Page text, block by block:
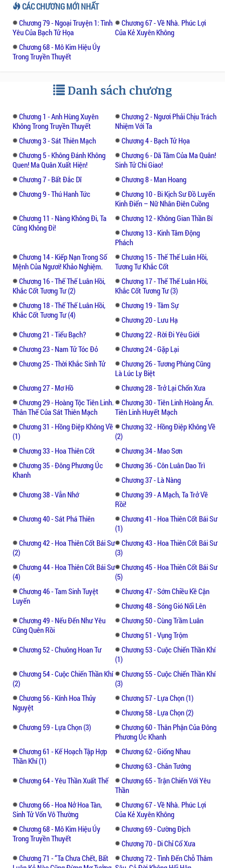
Thì ra cho dù ta xuất hiện trước, người
chàng thích vẫn sẽ là nàng ấy, không phải
ta…
“XXX mụ tác giả! Ta hận mụ!” Truyện chỉ
tình nhé.
CÁC CHƯƠNG MỚI NHẤT
Chương 79 - Ngoại Truyện 1: Tình
Yêu Của Bạch Tử Họa
Chương 67 - Về Nhà. Phúc Lợi
Của Kẻ Xuyên Không
Chương 68 - Mô Kim Hiệu Úy
Trong Truyền Thuyết
Danh sách chương
Chương 1 - Anh Hùng Xuyên
Không Trong Truyền Thuyết
Chương 2 - Ngươi Phải Chịu Trách
Nhiệm Với Ta
Chương 3 - Sát Thiên Mạch
Chương 4 - Bạch Tử Họa
Chương 5 - Không Đánh Không
Quen! Ma Quân Xuất Hiện!
Chương 6 - Dã Tâm Của Ma Quân!
Sinh Tử Chi Giao!
Chương 7 - Bất Đắc Dĩ
Chương 8 - Man Hoang
Chương 9 - Thú Hanh Tức
Chương 10 - Bi Kịch Sư Đồ Luyến
Kinh Điển – Nữ Nhân Điên Cuồng
Chương 11 - Nàng Không Đi, Ta
Cũng Không Đi!
Chương 12 - Không Gian Thần Bí
Chương 13 - Kinh Tâm Động
Phách
Chương 14 - Kiếp Nạn Trong Số
Mệnh Của Ngươi! Khảo Nghiệm.
Chương 15 - Thế Thế Luân Hồi,
Tương Tư Khắc Cốt
Chương 16 - Thế Thế Luân Hồi,
Khắc Cốt Tương Tư (2)
Chương 17 - Thế Thế Luân Hồi,
Khắc Cốt Tương Tư (3)
Chương 18 - Thế Thế Luân Hồi,
Khắc Cốt Tương Tư (4)
Chương 19 - Tâm Sự
Chương 20 - Lưu Hạ
Chương 21 - Tiểu Bạch?
Chương 22 - Rời Đi Yêu Giới
Chương 23 - Nam Tử Tóc Đỏ
Chương 24 - Gặp Lại
Chương 25 - Thời Khắc Sinh Tử
Chương 26 - Tương Phùng Cũng
Là Lúc Ly Biệt
Chương 27 - Mơ Hồ
Chương 28 - Trở Lại Chốn Xưa
Chương 29 - Hoàng Tộc Tiên Linh.
Thân Thế Của Sát Thiên Mạch
Chương 30 - Tiên Linh Hoàng Ấn.
Tiên Linh Huyết Mạch
Chương 31 - Hồng Điệp Không Về
(1)
Chương 32 - Hồng Điệp Không Về
(2)
Chương 33 - Hoa Thiên Cốt
Chương 34 - Mao Sơn
Chương 35 - Đông Phương Úc
Khanh
Chương 36 - Côn Luân Dao Trì
Chương 37 - Là Nàng
Chương 38 - Vẫn Nhớ
Chương 39 - A Mạch, Ta Trở Về
Rồi!
Chương 40 - Sát Phá Thiên
Chương 41 - Hoa Thiên Cốt Bái Sư
(1)
Chương 42 - Hoa Thiên Cốt Bái Sư
(2)
Chương 43 - Hoa Thiên Cốt Bái Sư
(3)
Chương 44 - Hoa Thiên Cốt Bái Sư
(4)
Chương 45 - Hoa Thiên Cốt Bái Sư
(5)
Chương 46 - Tam Sinh Tuyệt
Luyến
Chương 47 - Sớm Chiều Kề Cận
Chương 48 - Sóng Gió Nổi Lên
Chương 49 - Nếu Đến Như Yêu
Cũng Quên Rồi
Chương 50 - Cùng Trầm Luân
Chương 51 - Vụng Trộm
Chương 52 - Chuông Hoan Tư
Chương 53 - Cuộc Chiến Thần Khí
(1)
Chương 54 - Cuộc Chiến Thần Khí
(2)
Chương 55 - Cuộc Chiến Thần Khí
(3)
Chương 56 - Kính Hoa Thủy
Nguyệt
Chương 57 - Lựa Chọn (1)
Chương 58 - Lựa Chọn (2)
Chương 59 - Lựa Chọn (3)
Chương 60 - Thân Phận Của Đông
Phương Úc Khanh
Chương 61 - Kế Hoạch Tập Hợp
Thần Khí (1)
Chương 62 - Giống Nhau
Chương 63 - Chân Tướng
Chương 64 - Yêu Thần Xuất Thế
Chương 65 - Trận Chiến Với Yêu
Thần
Chương 66 - Hoa Nở Hoa Tàn,
Sinh Tử Vốn Vô Thường
Chương 67 - Về Nhà. Phúc Lợi
Của Kẻ Xuyên Không
Chương 68 - Mô Kim Hiệu Úy
Trong Truyền Thuyết
Chương 69 - Cường Địch
Chương 70 - Di Chỉ Cổ Xưa
Chương 71 - “Ta Chưa Chết, Bất
Chương 72 - Tình Đến Chỗ Thâm